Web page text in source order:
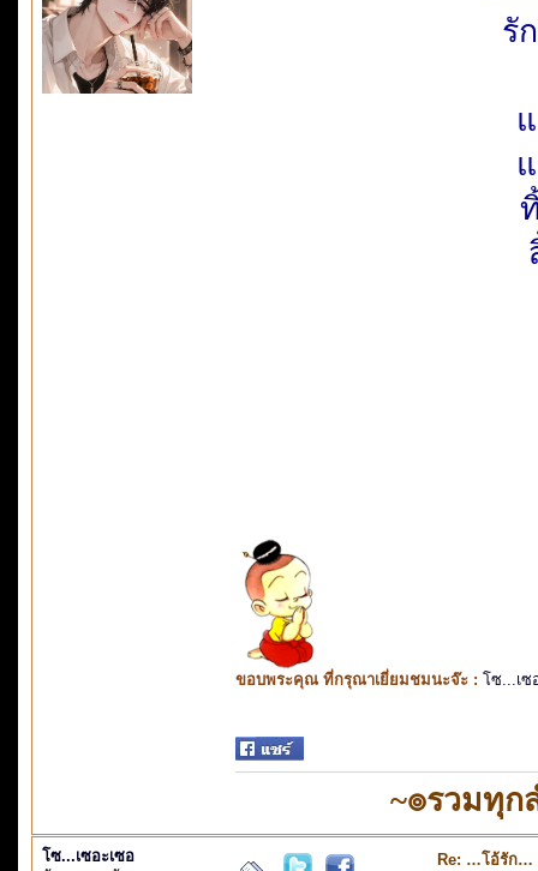
รั
ขอบพระคุณ ที่กรุณาเยี่ยมชมนะจ๊ะ : โซ...เซ
~๏รวมทุ
โซ...เซอะเซอ Re: …โอ้รัก…